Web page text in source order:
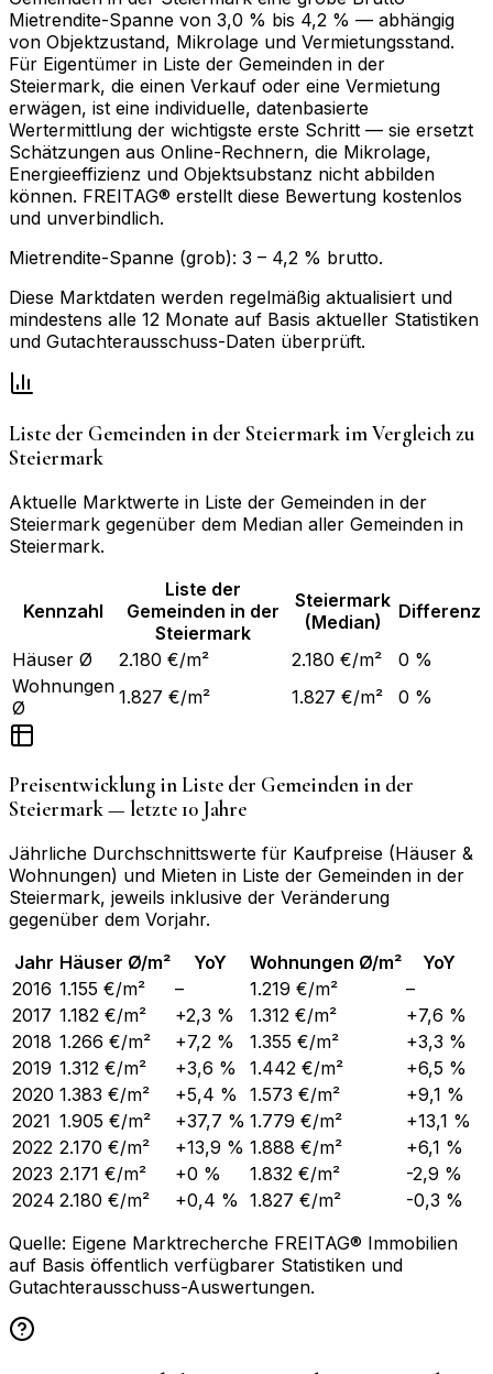
Mietrendite-Spanne von 3,0 % bis 4,2 % — abhängig
von Objektzustand, Mikrolage und Vermietungsstand.
Für Eigentümer in Liste der Gemeinden in der
Steiermark, die einen Verkauf oder eine Vermietung
erwägen, ist eine individuelle, datenbasierte
Wertermittlung der wichtigste erste Schritt — sie ersetzt
Schätzungen aus Online-Rechnern, die Mikrolage,
Energieeffizienz und Objektsubstanz nicht abbilden
können. FREITAG® erstellt diese Bewertung kostenlos
und unverbindlich.
Mietrendite-Spanne (grob): 3 – 4,2 % brutto.
Diese Marktdaten werden regelmäßig aktualisiert und
mindestens alle 12 Monate auf Basis aktueller Statistiken
und Gutachterausschuss-Daten überprüft.
Liste der Gemeinden in der Steiermark im Vergleich zu
Steiermark
Aktuelle Marktwerte in Liste der Gemeinden in der
Steiermark gegenüber dem Median aller Gemeinden in
Steiermark.
Kennzahl
Liste der
Gemeinden in der
Steiermark
Steiermark
(Median)
Differenz
Häuser Ø 2.180 €/m² 2.180 €/m²
0 %
Wohnungen
Ø
1.827 €/m² 1.827 €/m² 0 %
Preisentwicklung inListe der Gemeinden in der
Steiermark— letzte 10 Jahre
Jährliche Durchschnittswerte für Kaufpreise (Häuser &
Wohnungen) und Mieten in Liste der Gemeinden in der
Steiermark, jeweils inklusive der Veränderung
gegenüber dem Vorjahr.
Jahr Häuser Ø/m² YoY Wohnungen Ø/m²
YoY
2016 1.155 €/m² – 1.219 €/m²
–
2017 1.182 €/m² +2,3 % 1.312 €/m²
+7,6 %
2018 1.266 €/m² +7,2 % 1.355 €/m²
+3,3 %
2019 1.312 €/m² +3,6 % 1.442 €/m²
+6,5 %
2020 1.383 €/m² +5,4 % 1.573 €/m²
+9,1 %
2021 1.905 €/m² +37,7 % 1.779 €/m²
+13,1 %
2022 2.170 €/m² +13,9 % 1.888 €/m²
+6,1 %
2023 2.171 €/m² +0 % 1.832 €/m²
-2,9 %
2024 2.180 €/m² +0,4 % 1.827 €/m²
-0,3 %
Quelle: Eigene Marktrecherche FREITAG® Immobilien
auf Basis öffentlich verfügbarer Statistiken und
Gutachterausschuss-Auswertungen.